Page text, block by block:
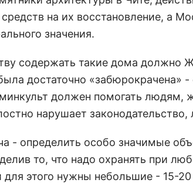
на их восстановление, а
значения.
содержать такие дома должно
достаточно «забюрокрачена»
должен помогать людям,
нарушает
- определить особо значимые
то, что надо охранять при
для этого нужны небольшие - 15-